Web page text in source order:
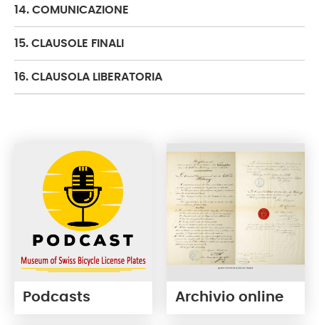
14. COMUNICAZIONE
15. CLAUSOLE FINALI
16. CLAUSOLA LIBERATORIA
Podcasts Archivio online